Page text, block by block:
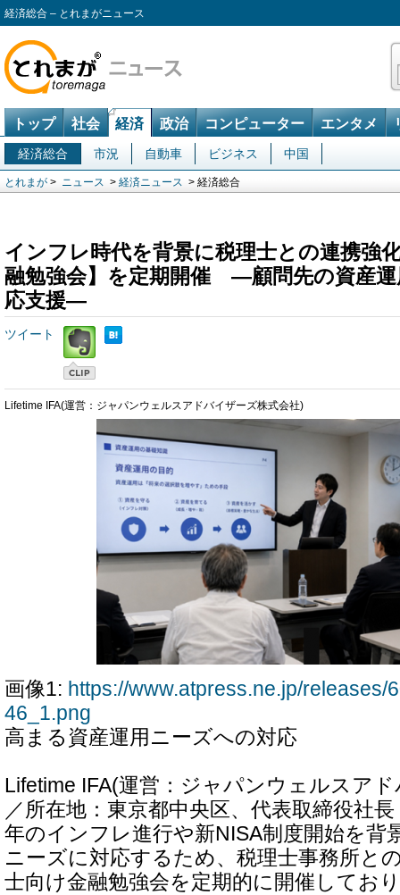
経済総合 – とれまがニュース
トップ 社会 経済 政治 コンピューター エンタメ
経済総合 市況 自動車 ビジネス 中国
とれまが > ニュース > 経済ニュース > 経済総合
インフレ時代を背景に税理士との連携強
融勉強会】を定期開催 ―顧問先の資産運
応支援―
ツイート
Lifetime IFA(運営：ジャパンウェルスアドバイザーズ株式会社)
画像1: https://www.atpress.ne.jp/releases/
46_1.png
高まる資産運用ニーズへの対応
Lifetime IFA(運営：ジャパンウェルスア
／所在地：東京都中央区、代表取締役社
年のインフレ進行や新NISA制度開始を背
ニーズに対応するため、税理士事務所と
士向け金融勉強会を定期的に開催してお